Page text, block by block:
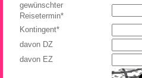
gewünschter
Reisetermin*
Kontingent*
davon DZ
davon EZ